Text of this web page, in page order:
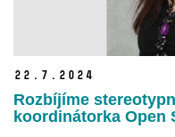
22. 7. 2024
Rozbíjíme
koordinátorka Open